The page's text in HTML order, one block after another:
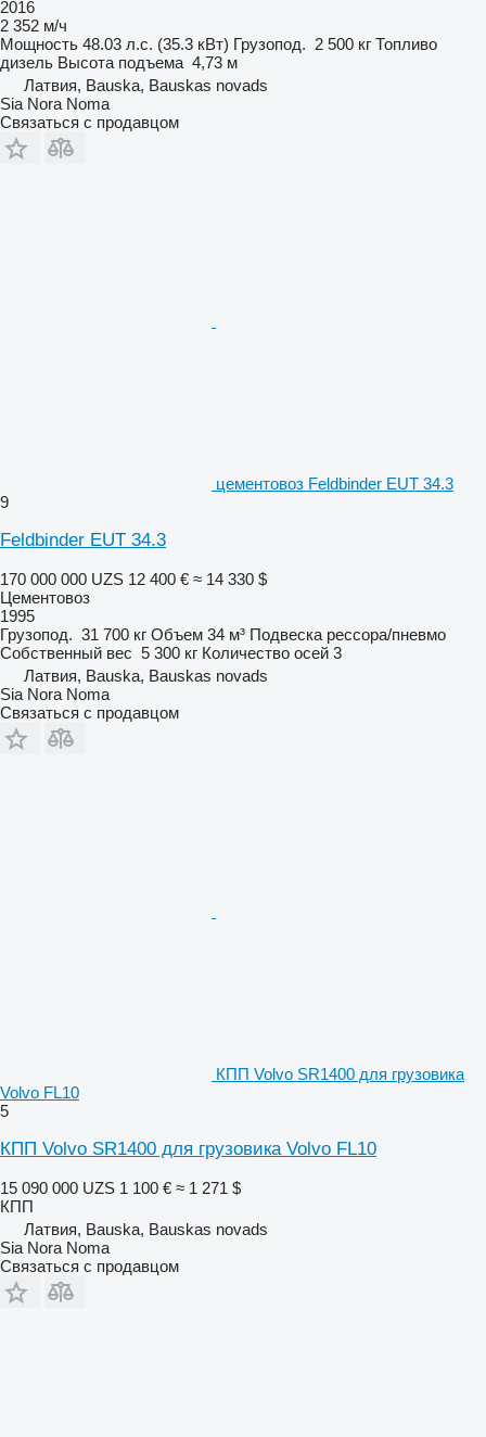
2016
2 352 м/ч
Мощность 48.03 л.с. (35.3 кВт) Грузопод. 2 500 кг Топливо
дизель Высота подъема 4,73 м
Латвия, Bauska, Bauskas novads
Sia Nora Noma
Связаться с продавцом
цементовоз Feldbinder EUT 34.3
9
Feldbinder EUT 34.3
170 000 000 UZS 12 400 € ≈ 14 330 $
Цементовоз
1995
Грузопод. 31 700 кг Объем 34 м³ Подвеска рессора/пневмо
Собственный вес 5 300 кг Количество осей 3
Латвия, Bauska, Bauskas novads
Sia Nora Noma
Связаться с продавцом
КПП Volvo SR1400 для грузовика
Volvo FL10
5
КПП Volvo SR1400 для грузовика Volvo FL10
15 090 000 UZS 1 100 € ≈ 1 271 $
КПП
Латвия, Bauska, Bauskas novads
Sia Nora Noma
Связаться с продавцом